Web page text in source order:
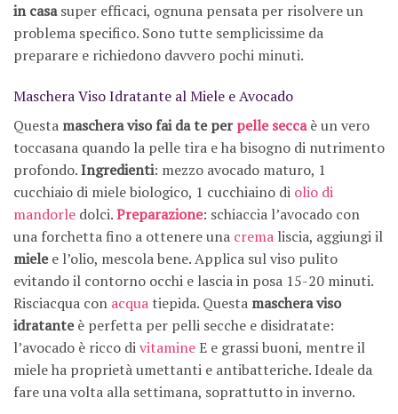
in casasuper efficaci, ognuna pensata per risolvere un
problema specifico. Sono tutte semplicissime da
preparare e richiedono davvero pochi minuti.
Maschera Viso Idratante al Miele e Avocado
Questa maschera viso fai da te perpelle seccaè un vero
toccasana quando la pelle tira e ha bisogno di nutrimento
profondo.Ingredienti: mezzo avocado maturo, 1
cucchiaio di miele biologico, 1 cucchiaino di olio di
mandorle dolci.Preparazione: schiaccia l’avocado con
una forchetta fino a ottenere una crema liscia, aggiungi il
mielee l’olio, mescola bene. Applica sul viso pulito
evitando il contorno occhi e lascia in posa 15-20 minuti.
Risciacqua con acqua tiepida. Questa maschera viso
idratanteè perfetta per pelli secche e disidratate:
l’avocado è ricco divitamineE e grassi buoni, mentre il
miele ha proprietà umettanti e antibatteriche. Ideale da
fare una volta alla settimana, soprattutto in inverno.